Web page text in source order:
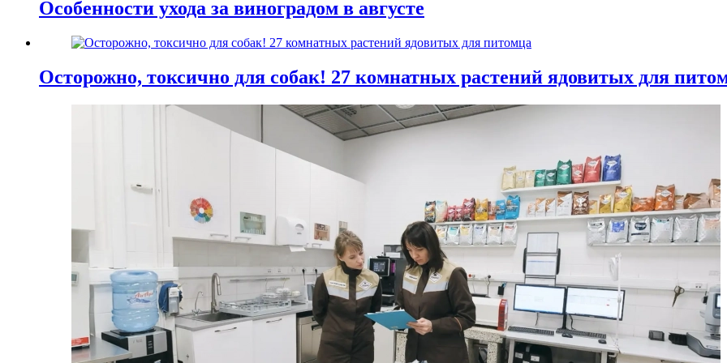
Особенности ухода за виноградом в августе
Осторожно, токсично для собак! 27 комнатных растений ядовитых для